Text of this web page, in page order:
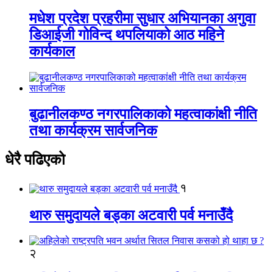
मधेश प्रदेश प्रहरीमा सुधार अभियानका अगुवा
डिआईजी गोविन्द थपलियाको आठ महिने
कार्यकाल
बुढानीलकण्ठ नगरपालिकाको महत्वाकांक्षी नीति
तथा कार्यक्रम सार्वजनिक
धेरै पढिएको
१
थारु समुदायले बड्का अटवारी पर्व मनाउँदै
२